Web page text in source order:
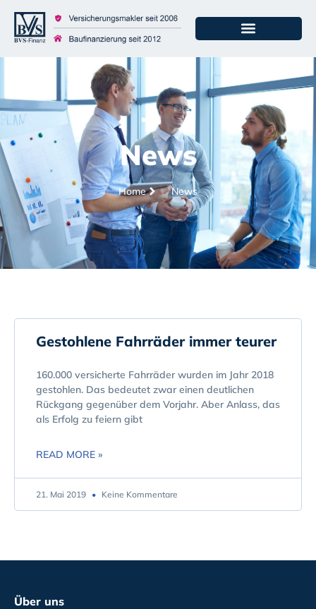
News
Home News
Gestohlene Fahrräder immer teurer
160.000 versicherte Fahrräder wurden im Jahr 2018
gestohlen. Das bedeutet zwar einen deutlichen
Rückgang gegenüber dem Vorjahr. Aber Anlass, das
als Erfolg zu feiern gibt
READ MORE »
21. Mai 2019 Keine Kommentare
Über uns